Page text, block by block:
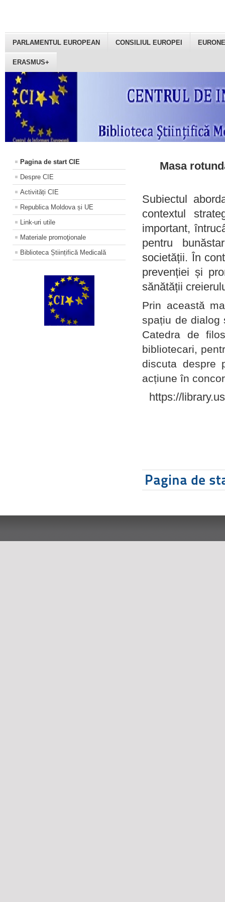
PARLAMENTUL EUROPEAN CONSILIUL EUROPEI
ERASMUS+
Pagina de start CIE
Despre CIE
Activități CIE
Republica Moldova și UE
Link-uri utile
Materiale promoţionale
Biblioteca Științifică Medicală
Masa
Subiectul
contextul
important,
pentru
societății. În
prevenției și
sănătății
Prin această
spațiu de dialog
Catedra de
bibliotecari,
discuta despre
acțiune în
https://
Pagina de